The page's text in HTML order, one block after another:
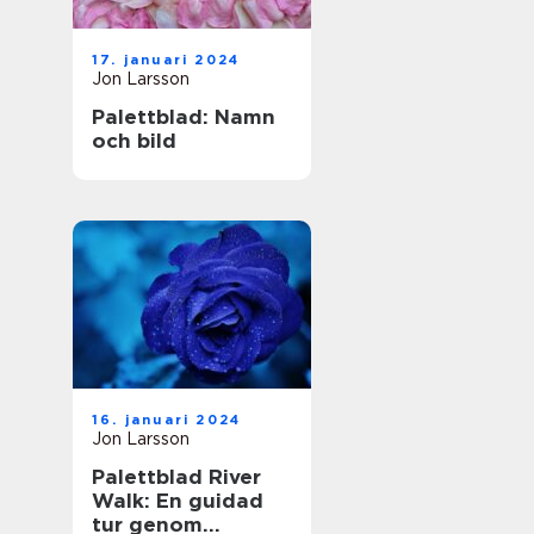
17. januari 2024
Jon Larsson
Palettblad: Namn
och bild
16. januari 2024
Jon Larsson
Palettblad River
Walk: En guidad
tur genom